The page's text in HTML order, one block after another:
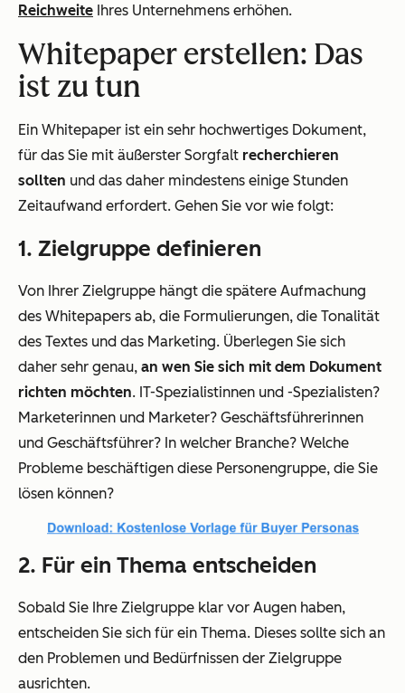
Reichweite Ihres Unternehmens erhöhen.
Whitepaper erstellen: Das
ist zu tun
Ein Whitepaper ist ein sehr hochwertiges Dokument,
für das Sie mit äußerster Sorgfalt recherchieren
sollten und das daher mindestens einige Stunden
Zeitaufwand erfordert. Gehen Sie vor wie folgt:
1. Zielgruppe definieren
Von Ihrer Zielgruppe hängt die spätere Aufmachung
des Whitepapers ab, die Formulierungen, die Tonalität
des Textes und das Marketing. Überlegen Sie sich
daher sehr genau, an wen Sie sich mit dem Dokument
richten möchten. IT-Spezialistinnen und -Spezialisten?
Marketerinnen und Marketer? Geschäftsführerinnen
und Geschäftsführer? In welcher Branche? Welche
Probleme beschäftigen diese Personengruppe, die Sie
lösen können?
2. Für ein Thema entscheiden
Sobald Sie Ihre Zielgruppe klar vor Augen haben,
entscheiden Sie sich für ein Thema. Dieses sollte sich an
den Problemen und Bedürfnissen der Zielgruppe
ausrichten.